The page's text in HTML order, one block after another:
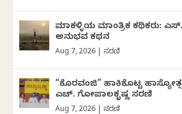
ಮಾಕಳ್ಳಿಯ ಮಾಂತ್ರಿಕ ಕಥಿಕರು:
ಅನುಭವ ಕಥನ
Aug 7, 2026 ಸರಣಿ
“ಕೊರವಂಜಿ” ಹಾಕಿಕೊಟ್ಟ
ಎಚ್. ಗೋಪಾಲಕೃಷ್ಣ ಸರಣಿ
Aug 7, 2026 ಸರಣಿ